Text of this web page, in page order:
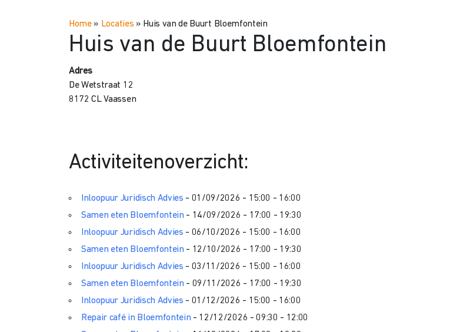
Home» Locaties » Huis van de Buurt Bloemfontein
Huis van de Buurt Bloemfontein
Adres
De Wetstraat 12
8172 CL Vaassen
Activiteitenoverzicht:
Inloopuur Juridisch Advies - 01/09/2026 - 15:00 - 16:00
Samen eten Bloemfontein - 14/09/2026 - 17:00 - 19:30
Inloopuur Juridisch Advies - 06/10/2026 - 15:00 - 16:00
Samen eten Bloemfontein - 12/10/2026 - 17:00 - 19:30
Inloopuur Juridisch Advies - 03/11/2026 - 15:00 - 16:00
Samen eten Bloemfontein - 09/11/2026 - 17:00 - 19:30
Inloopuur Juridisch Advies - 01/12/2026 - 15:00 - 16:00
Repair café in Bloemfontein - 12/12/2026 - 09:30 - 12:00